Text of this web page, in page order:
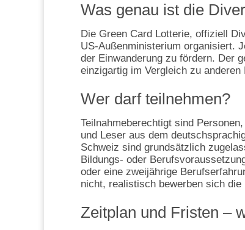
Was genau ist die
Die Green Card Lotterie, offiziell
US‑Außenministerium organisiert.
der Einwanderung zu fördern. Der
einzigartig im Vergleich zu anderen
Wer darf teilnehmen?
Teilnahmeberechtigt sind
und Leser aus dem
Schweiz sind grundsätzlich
Bildungs- oder
oder eine zweijährige
nicht, realistisch bewerben sich die
Zeitplan und Fristen –